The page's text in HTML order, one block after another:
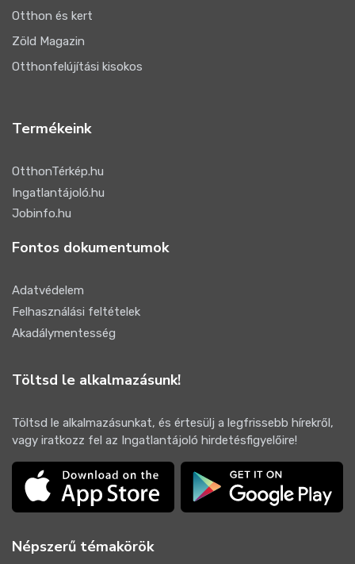
Otthon és kert
Zöld Magazin
Otthonfelújítási kisokos
Termékeink
OtthonTérkép.hu
Ingatlantájoló.hu
Jobinfo.hu
Fontos dokumentumok
Adatvédelem
Felhasználási feltételek
Akadálymentesség
Töltsd le alkalmazásunk!
Töltsd le alkalmazásunkat, és értesülj a legfrissebb hírekről,
vagy iratkozz fel az Ingatlantájoló hirdetésfigyelőire!
Népszerű témakörök